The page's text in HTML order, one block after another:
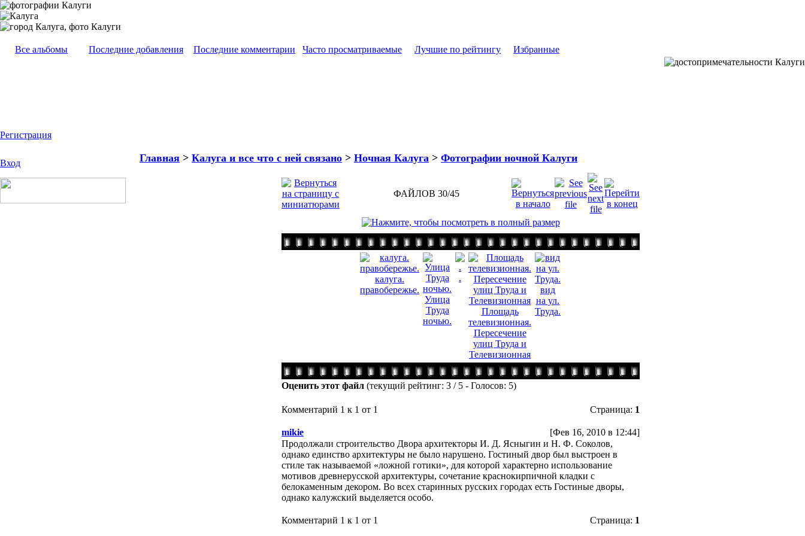
Все альбомы Последние добавления Последние комментарии Часто просматриваемые Лучшие по рейтингу Избранные
Регистрация
Вход Главная > Калуга и все что с ней связано > Ночная Калуга > Фотографии ночной Калуги
ФАЙЛОВ 30/45
калуга.
правобережье.
Улица
Труда
ночью.
.
Площадь
телевизионная.
Пересечение
улиц Труда и
Телевизионная
вид
на ул.
Труда.
Оценить этот файл (текущий рейтинг: 3 / 5 - Голосов: 5)
Комментарий 1 к 1 от 1 Страница: 1
mikie
[Фев 16, 2010 в 12:44]
Продолжали строительство Двора архитекторы И. Д. Ясныгин и Н. Ф. Соколов,
однако единство архитектуры не было нарушено. Гостиный двор был выстроен в
стиле так называемой «ложной готики», для которой характерно использование
мотивов древнерусской архитектуры, сочетание краснокирпичной кладки с
белокаменным декором. Во всех старинных русских городах есть Гостиные дворы,
однако калужский выделяется особо.
Комментарий 1 к 1 от 1 Страница: 1